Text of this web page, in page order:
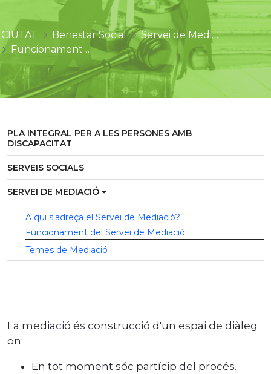
CIUTAT Benestar Social
Servei de Mediació
Funcionament del Servei de Mediació
PLA INTEGRAL PER A LES PERSONES AMB
DISCAPACITAT
SERVEIS SOCIALS
SERVEI DE MEDIACIÓ
A qui s'adreça el Servei de Mediació?
Funcionament del Servei de Mediació
Temes de Mediació
La mediació és construcció d'un espai de diàleg
on:
En tot moment sóc partícip del procés.